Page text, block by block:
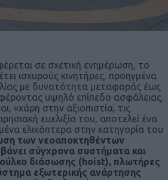
σε σχετική ενημέρωση, το
ισχυρούς κινητήρες, προηγμένα
με δυνατότητα μεταφοράς έως
υψηλό επίπεδο ασφάλειας.
«χάρη στην αξιοπιστία, τις
ευελιξία του, αποτελεί ένα
ελικόπτερα στην κατηγορία του
των νεοαποκτηθέντων
σύγχρονα συστήματα και
διάσωσης (hoist), πλωτήρες
εξωτερικής ανάρτησης